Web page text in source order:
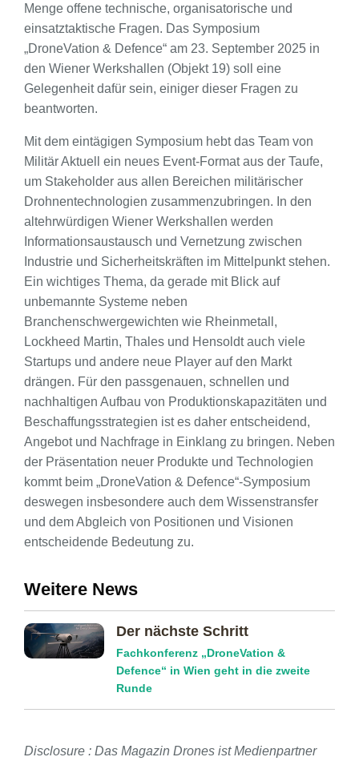
Menge offene technische, organisatorische und
einsatztaktische Fragen. Das Symposium
„DroneVation & Defence“ am 23. September 2025 in
den Wiener Werkshallen (Objekt 19) soll eine
Gelegenheit dafür sein, einiger dieser Fragen zu
beantworten.
Mit dem eintägigen Symposium hebt das Team von
Militär Aktuell ein neues Event-Format aus der Taufe,
um Stakeholder aus allen Bereichen militärischer
Drohnentechnologien zusammenzubringen. In den
altehrwürdigen Wiener Werkshallen werden
Informationsaustausch und Vernetzung zwischen
Industrie und Sicherheitskräften im Mittelpunkt stehen.
Ein wichtiges Thema, da gerade mit Blick auf
unbemannte Systeme neben
Branchenschwergewichten wie Rheinmetall,
Lockheed Martin, Thales und Hensoldt auch viele
Startups und andere neue Player auf den Markt
drängen. Für den passgenauen, schnellen und
nachhaltigen Aufbau von Produktionskapazitäten und
Beschaffungsstrategien ist es daher entscheidend,
Angebot und Nachfrage in Einklang zu bringen. Neben
der Präsentation neuer Produkte und Technologien
kommt beim „DroneVation & Defence“-Symposium
deswegen insbesondere auch dem Wissenstransfer
und dem Abgleich von Positionen und Visionen
entscheidende Bedeutung zu.
Weitere News
Der nächste Schritt
Fachkonferenz „DroneVation &
Defence“ in Wien geht in die zweite
Runde
Disclosure : Das Magazin Drones ist Medienpartner